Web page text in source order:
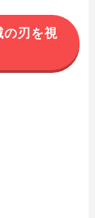
刃を視